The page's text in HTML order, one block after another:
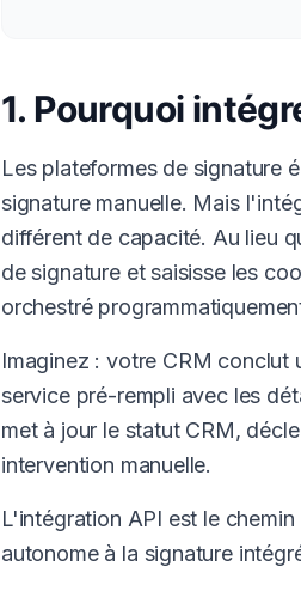
1. Pourquoi
Les plateformes de signature
signature manuelle. Mais
différent de capacité. Au lieu
de signature et saisisse les
orchestré
Imaginez : votre CRM conclut
service pré-rempli avec les
met à jour le statut CRM,
intervention manuelle.
L'intégration API est le
autonome à la signature